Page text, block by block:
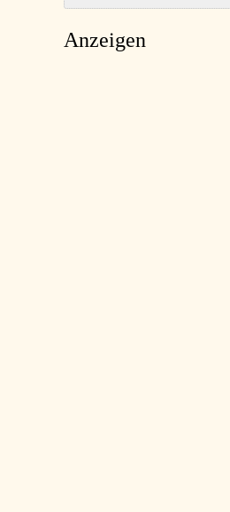
Anzeigen